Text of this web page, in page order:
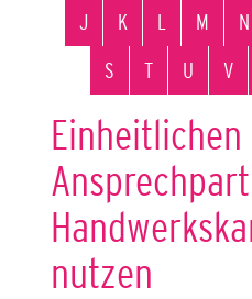
J
K L M N
S
T U V
Einheitlichen
nutzen